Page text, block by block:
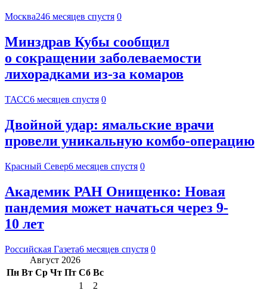
Москва246 месяцев спустя 0
Минздрав Кубы сообщил
о сокращении заболеваемости
лихорадками из-за комаров
ТАСС6 месяцев спустя 0
Двойной удар: ямальские врачи
провели уникальную комбо-операцию
Красный Север6 месяцев спустя 0
Академик РАН Онищенко: Новая
пандемия может начаться через 9-
10 лет
Российская Газета6 месяцев спустя 0
Август 2026
Пн Вт Ср Чт Пт Сб Вс
1
2